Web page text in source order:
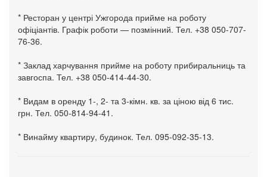
* Ресторан у центрі Ужгорода прийме на роботу
офіціантів. Графік роботи — позмінний. Тел. +38 050-707-
76-36.
* Заклад харчування прийме на роботу прибиральниць та
завгоспа. Тел. +38 050-414-44-30.
* Видам в оренду 1-, 2- та 3-кімн. кв. за ціною від 6 тис.
грн. Тел. 050-814-94-41.
* Винайму квартиру, будинок. Тел. 095-092-35-13.